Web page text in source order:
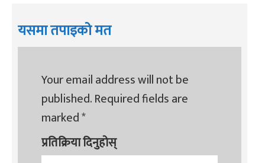
यसमा तपाइको मत
Your email address will not be
published.Required fields are
marked*
प्रतिक्रिया दिनुहोस्